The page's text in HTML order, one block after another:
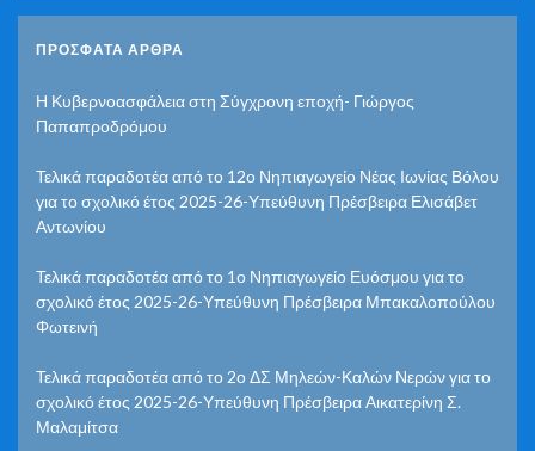
ΠΡΌΣΦΑΤΑ ΆΡΘΡΑ
Η Κυβερνοασφάλεια στη Σύγχρονη εποχή- Γιώργος
Παπαπροδρόμου
Τελικά παραδοτέα από το 12ο Νηπιαγωγείο Νέας Ιωνίας Βόλου
για το σχολικό έτος 2025-26-Υπεύθυνη Πρέσβειρα Ελισάβετ
Αντωνίου
Τελικά παραδοτέα από το 1ο Νηπιαγωγείο Ευόσμου για το
σχολικό έτος 2025-26-Υπεύθυνη Πρέσβειρα Μπακαλοπούλου
Φωτεινή
Τελικά παραδοτέα από το 2ο ΔΣ Μηλεών-Καλών Νερών για το
σχολικό έτος 2025-26-Υπεύθυνη Πρέσβειρα Αικατερίνη Σ.
Μαλαμίτσα